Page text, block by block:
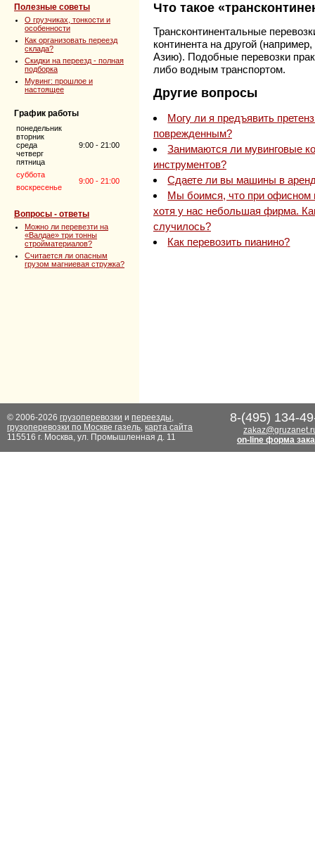
Полезные советы
О грузчиках, тонкости и
особенности
Как организовать переезд
склада?
Скидки на переезд - полная
подборка
Мувинг: прошлое и
настоящее
График работы
понедельник
вторник
среда
четверг
пятница
9:00 - 21:00
суббота
9:00 - 21:00
воскресенье
Вопросы - ответы
Можно ли перевезти на
«Валдае» три тонны
стройматериалов?
Считается ли опасным
грузом магниевая стружка?
Что такое
Трансконтинентальные
континента на другой
Азию). Подобные перевозки
либо водным транспортом.
Другие вопросы
Могу ли я предъявить
поврежденным?
Занимаются ли мувинговые
инструментов?
Сдаете ли вы машины в
Мы боимся, что при офисном
хотя у нас небольшая фирма.
случилось?
Как перевозить пианино?
© 2006-2026 грузоперевозки и переезды,
грузоперевозки по Москве газель, карта сайта
115516 г. Москва, ул. Промышленная д. 11
8-(495) 134-
on-line форма